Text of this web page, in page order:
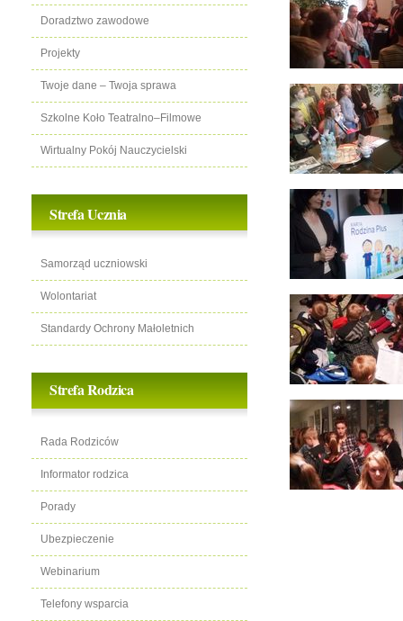
Doradztwo zawodowe
Projekty
Twoje dane – Twoja sprawa
Szkolne Koło Teatralno–Filmowe
Wirtualny Pokój Nauczycielski
Strefa Ucznia
Samorząd uczniowski
Wolontariat
Standardy Ochrony Małoletnich
Strefa Rodzica
Rada Rodziców
Informator rodzica
Porady
Ubezpieczenie
Webinarium
Telefony wsparcia